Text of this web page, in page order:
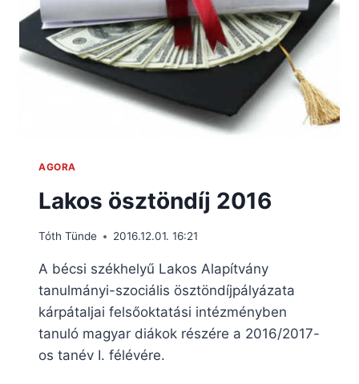
AGORA
Lakos ösztöndíj 2016
Tóth Tünde 2016.12.01. 16:21
A bécsi székhelyű Lakos Alapítvány
tanulmányi-szociális ösztöndíjpályázata
kárpátaljai felsőoktatási intézményben
tanuló magyar diákok részére a 2016/2017-
os tanév I. félévére.